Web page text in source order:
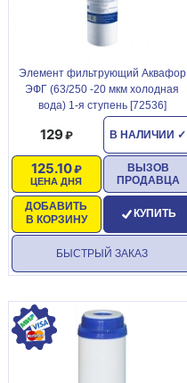
Элемент фильтрующий Аквафор
ЭФГ (63/250 -20 мкм холодная
вода) 1-я ступень [72536]
В НАЛИЧИИ ✓
129
ЦЕНА ДНЯ
125.10
ДОБАВИТЬ
В КОРЗИНУ
ВЫЗОВ
ПРОДАВЦА
КУПИТЬ
БЫСТРЫЙ ЗАКАЗ